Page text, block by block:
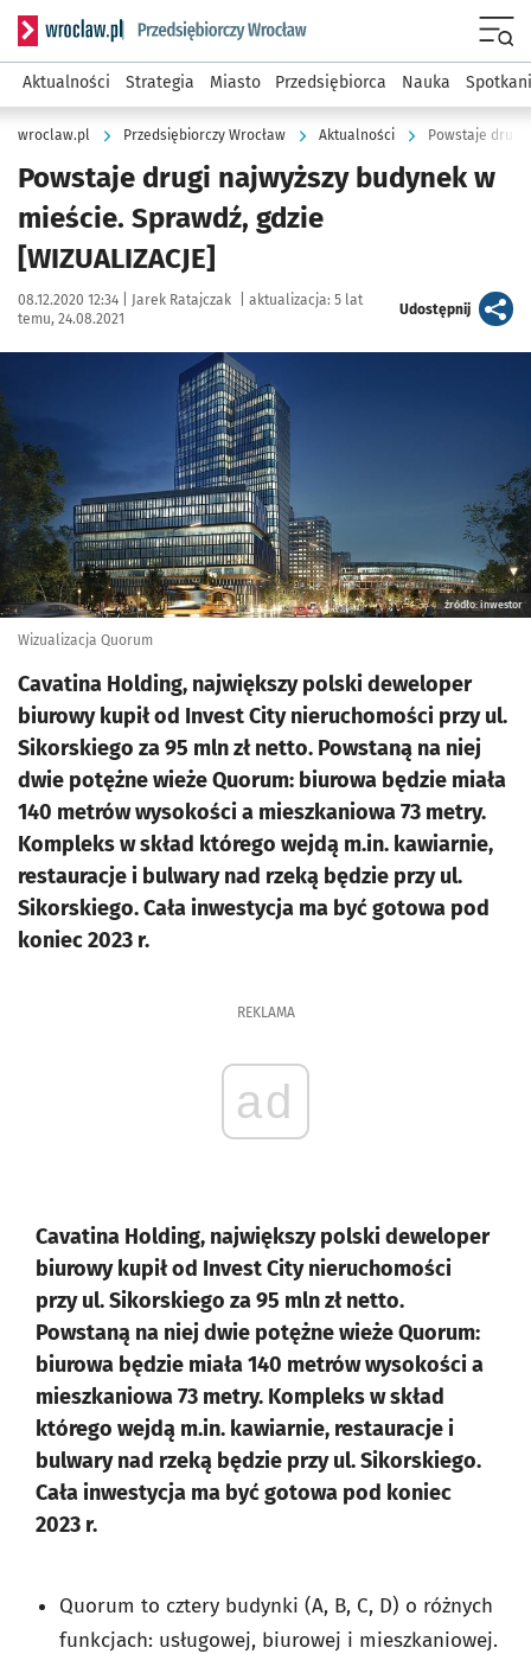
Serwis informacyjny wroclaw.pl podserwis: Strategia
Aktualności Strategia Miasto Przedsiębiorca Nauka
wroclaw.pl Przedsiębiorczy Wrocław Aktualności Powstaje drugi
Powstaje drugi najwyższy budynek w
mieście. Sprawdź, gdzie
[WIZUALIZACJE]
Data publikacji:
08.12.2020 12:34 | Autor:
Jarek Ratajczak aktualizacja: 5 lat
temu, 24.08.2021
Udostępnijartykuł
Kliknij, aby powiększyć
źródło: inwestor
Wizualizacja Quorum
Cavatina Holding, największy polski deweloper
biurowy kupił od Invest City nieruchomości przy ul.
Sikorskiego za 95 mln zł netto. Powstaną na niej
dwie potężne wieże Quorum: biurowa będzie miała
140 metrów wysokości a mieszkaniowa 73 metry.
Kompleks w skład którego wejdą m.in. kawiarnie,
restauracje i bulwary nad rzeką będzie przy ul.
Sikorskiego. Cała inwestycja ma być gotowa pod
koniec 2023 r.
REKLAMA
ad
Cavatina Holding, największy polski deweloper
biurowy kupił od Invest City nieruchomości
przy ul. Sikorskiego za 95 mln zł netto.
Powstaną na niej dwie potężne wieże Quorum:
biurowa będzie miała 140 metrów wysokości a
mieszkaniowa 73 metry. Kompleks w skład
którego wejdą m.in. kawiarnie, restauracje i
bulwary nad rzeką będzie przy ul. Sikorskiego.
Cała inwestycja ma być gotowa pod koniec
2023 r.
Quorum to cztery budynki (A, B, C, D) o różnych
funkcjach: usługowej, biurowej i mieszkaniowej.